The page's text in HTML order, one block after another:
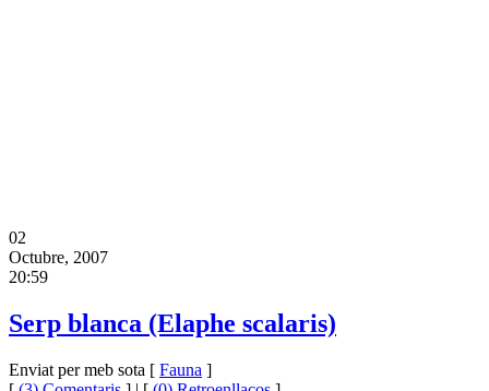
02
Octubre, 2007
20:59
Serp blanca (Elaphe scalaris)
Enviat per meb sota [ Fauna ]